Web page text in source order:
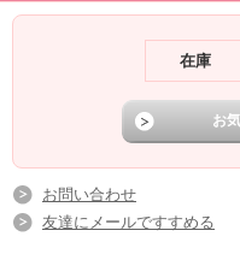
在庫
お問い合わせ
友達にメールですすめる